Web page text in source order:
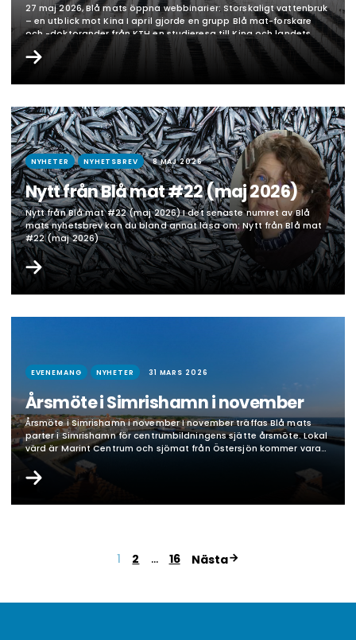
27 maj 2026, Blå mats öppna webbinarier: Storskaligt vattenbruk
– en utblick mot Kina I april gjorde en grupp Blå mat-forskare
och -doktorander från KTH en studieresa till Kina och landets
storskaliga algodling och sjömatsproduktion i samarbete med
partneruniversitetet Shanghai Jiao Tong University. I resan
NYHETER NYHETSBREV 8 MAJ 2026
Nytt från Blå mat #22 (maj 2026)
Nytt från Blå mat #22 (maj 2026) I det senaste numret av Blå
mats nyhetsbrev kan du bland annat läsa om: Nytt från Blå mat
#22 (maj 2026)
EVENEMANG NYHETER 31 MARS 2026
Årsmöte i Simrishamn i november
Årsmöte i Simrishamn i november I november träffas Blå mats
parter i Simrishamn för centrumbildningens sjätte årsmöte. Lokal
värd är Marint Centrum och sjömat från Östersjön kommer vara
ett viktigt tema. Även den här gången blir det ett tvådagars
årsmöte, onsdag 18 och torsdag 19 november. Vi planerar för en
heldag på onsdagen så ett…
Sidnumrering
1 2 … 16 Nästa